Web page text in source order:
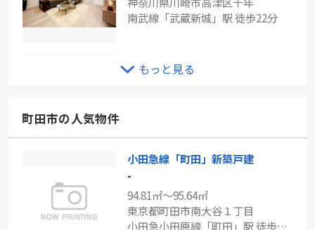
南武線「武蔵新城」駅 徒歩22分
小田急線「柿生」新築戸建て
-
94.39㎡～105.99㎡
神奈川県横浜市青葉区市ケ尾町
もっと見る
町田市の人気物件
小田急線「町田」新築戸建
-
94.81㎡～95.64㎡
東京都町田市南大谷１丁目
小田急小田原線「町田」駅 徒歩21分